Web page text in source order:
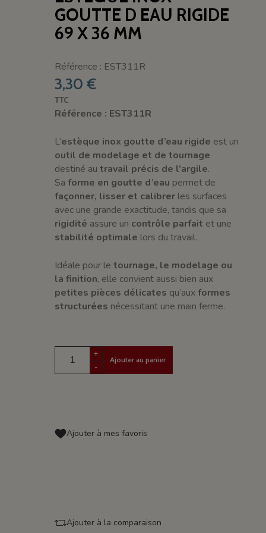
GOUTTE D EAU RIGIDE
69 X 36 MM
Référence : EST311R
3,30 €
TTC
Référence : EST311R
L’estèque inox goutte d’eau rigide est un
outil de modelage et de tournage
destiné autravail précis de l’argile.
Saforme en goutte d’eau permet de
façonner, lisser et calibrer les surfaces
avec une grande exactitude, tandis que sa
rigidité assure un contrôle parfait et une
stabilité optimale lors du travail.
Idéale pour letournage, le modelage ou
la finition, elle convient aussi bien aux
petites pièces délicates qu’auxformes
structurées nécessitant une main ferme.
+
-
Ajouter au panier
Ajouter à mes favoris
Ajouter à la comparaison